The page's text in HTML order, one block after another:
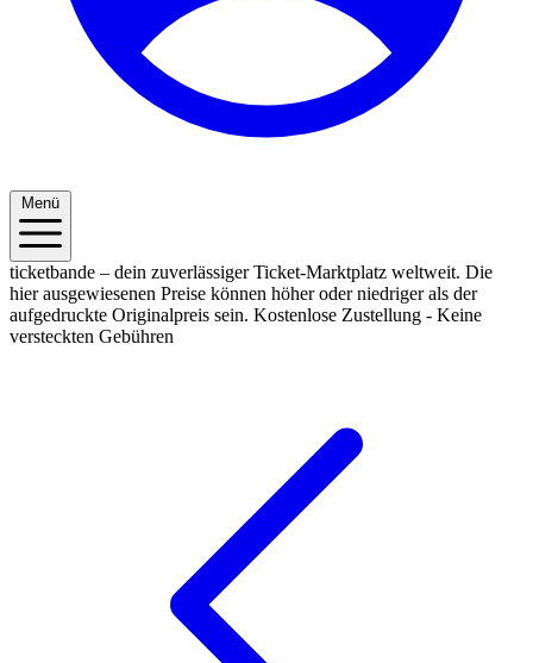
Menü
ticketbande – dein zuverlässiger Ticket-Marktplatz weltweit. Die
hier ausgewiesenen Preise können höher oder niedriger als der
aufgedruckte Originalpreis sein. Kostenlose Zustellung - Keine
versteckten Gebühren